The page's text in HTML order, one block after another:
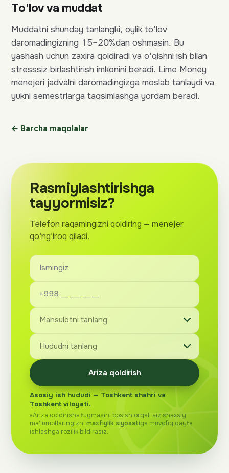
To'lov va muddat
Muddatni shunday tanlangki, oylik to'lov
daromadingizning 15–20%dan oshmasin. Bu
yashash uchun zaxira qoldiradi va o'qishni ish bilan
stresssiz birlashtirish imkonini beradi. Lime Money
menejeri jadvalni daromadingizga moslab tanlaydi va
yukni semestrlarga taqsimlashga yordam beradi.
← Barcha maqolalar
Rasmiylashtirishga
tayyormisiz?
Telefon raqamingizni qoldiring — menejer
qo'ng'iroq qiladi.
Ariza qoldirish
Asosiy ish hududi — Toshkent shahri va
Toshkent viloyati.
«Ariza qoldirish» tugmasini bosish orqali siz shaxsiy
ma'lumotlaringiznimaxfiylik siyosatiga muvofiq qayta
ishlashga rozilik bildirasiz.